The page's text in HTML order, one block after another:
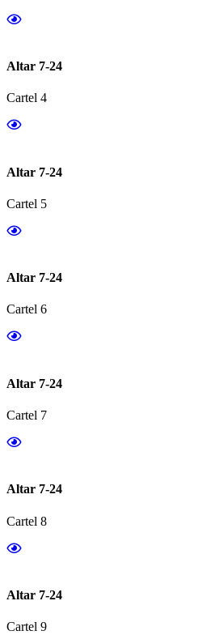
Altar 7-24
Cartel 4
Altar 7-24
Cartel 5
Altar 7-24
Cartel 6
Altar 7-24
Cartel 7
Altar 7-24
Cartel 8
Altar 7-24
Cartel 9